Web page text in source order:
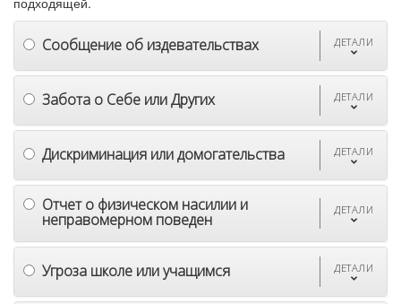
Сообщение об издевательствах ДЕТАЛИ
Забота о Себе или Других ДЕТАЛИ
Дискриминация или домогательства ДЕТАЛИ
Отчет о физическом насилии и
неправомерном поведен
ДЕТАЛИ
Угроза школе или учащимся ДЕТАЛИ